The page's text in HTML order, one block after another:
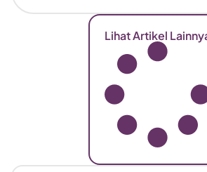
Lihat Artikel